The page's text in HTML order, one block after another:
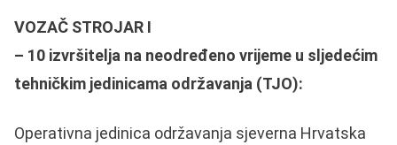
VOZAČ STROJAR I
– 10 izvršitelja na neodređeno vrijeme u sljedećim
tehničkim jedinicama održavanja (TJO):
Operativna jedinica održavanja sjeverna Hrvatska